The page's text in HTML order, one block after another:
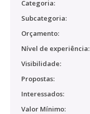
Categoria:
Subcategoria:
Orçamento:
Nível de experiência:
Visibilidade:
Propostas:
Interessados:
Valor Mínimo: